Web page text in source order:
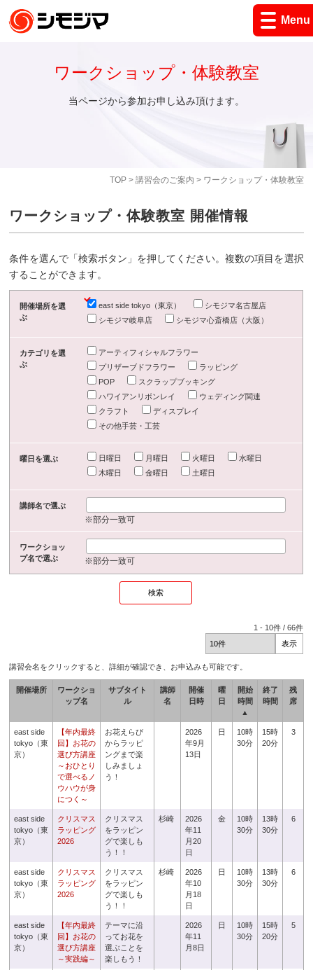
Menu
TOP> 講習会のご案内 > ワークショップ・体験教室
ワークショップ・体験教室
当ページから参加お申し込み頂けます。
ワークショップ・体験教室 開催情報
条件を選んで「検索ボタン」を押してください。複数の項目を選択
することができます。
開催場所を選
ぶ
east side tokyo（東京）
シモジマ名古屋店
シモジマ岐阜店
シモジマ心斎橋店（大阪）
カテゴリを選
ぶ
アーティフィシャルフラワー
プリザーブドフラワー
ラッピング
POP
スクラップブッキング
ハワイアンリボンレイ
ウェディング関連
クラフト
ディスプレイ
その他手芸・工芸
曜日を選ぶ 日曜日 月曜日 火曜日
水曜日
木曜日
金曜日 土曜日
講師名で選ぶ
※部分一致可
ワークショッ
プ名で選ぶ
※部分一致可
1 - 10件 /66件
講習会名をクリックすると、詳細が確認でき、お申込みも可能です。
開催場所
ワークショ
ップ名
サブタイト
ル
講師
名
開催
日時
曜
日
開始
時間
▲
終了
時間
残
席
east side
tokyo（東
京）
【年内最終
回】お花の
選び方講座
～おひとり
で選べるノ
ウハウが身
につく～
お花えらび
からラッピ
ングまで楽
しみましょ
う！
2026
年9月
13日
日
10時
30分
15時
20分
3
east side
tokyo（東
京）
クリスマス
ラッピング
2026
クリスマス
をラッピン
グで楽しも
う！！
杉崎
2026
年11
月20
日
金
10時
30分
13時
30分
6
east side
tokyo（東
京）
クリスマス
ラッピング
2026
クリスマス
をラッピン
グで楽しも
う！！
杉崎
2026
年10
月18
日
日
10時
30分
13時
30分
6
east side
tokyo（東
京）
【年内最終
回】お花の
選び方講座
～実践編～
テーマに沿
ってお花を
選ぶことを
楽しもう！
2026
年11
月8日
日
10時
30分
15時
20分
5